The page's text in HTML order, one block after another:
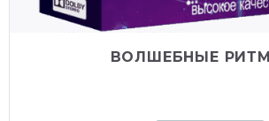
ВОЛШЕБНЫЕ